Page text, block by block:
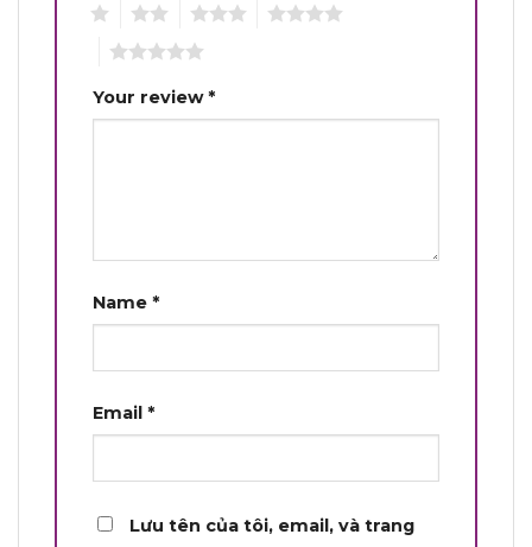
Your review*
Name *
Email *
Lưu tên của tôi, email, và trang